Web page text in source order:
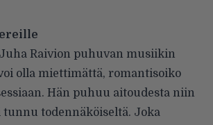
Raivion puhuvan musiikin
olla miettimättä, romantisoiko
Hän puhuu aitoudesta niin
tunnu todennäköiseltä. Joka